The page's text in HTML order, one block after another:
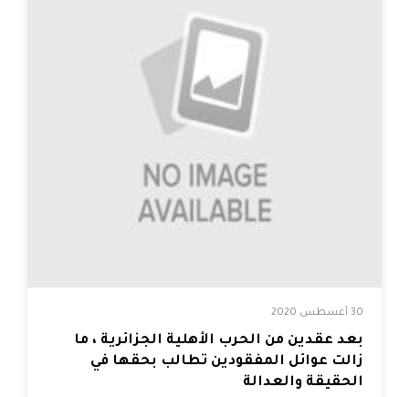
30 أغسطس 2020
بعد عقدين من الحرب الأهلية الجزائرية ، ما
زالت عوائل المفقودين تطالب بحقها في
الحقيقة والعدالة